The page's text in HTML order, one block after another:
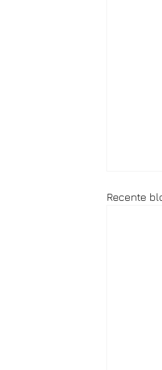
Recente